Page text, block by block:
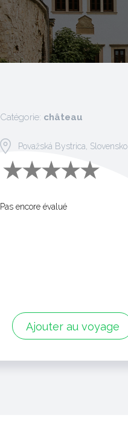
Catégorie: château
Považská Bystrica, Slovensko
Pas encore évalué
Ajouter au voyage